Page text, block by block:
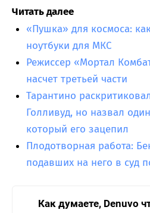
Читать далее
«Пушка» для космоса:
ноутбуки для МКС
Режиссер «Мортал
насчет третьей части
Тарантино
Голливуд, но назвал
который его зацепил
Плодотворная работа:
подавших на него в суд
Как думаете, Denuvo